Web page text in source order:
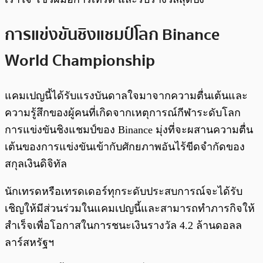
การแข่งขันชิงแชมป์โลก Binance
World Championship
แคมเปญนี้ได้รับแรงบันดาลใจมาจากความตื่นเต้นและ
ความรู้สึกของผู้คนที่เกิดจากเหตุการณ์กีฬาระดับโลก
การแข่งขันชิงแชมป์ของ Binance มุ่งที่จะผสานความตื่น
เต้นของการแข่งขันเข้ากับศักยภาพอันไร้ขีดจำกัดของ
สกุลเงินดิจิทัล
นักเทรดหรือเทรดเดอร์ทุกระดับประสบการณ์จะได้รับ
เชิญให้มีส่วนร่วมในแคมเปญนี้และสามารถทำภารกิจให้
สำเร็จเพื่อโอกาสในการชนะเงินรางวัล 4.2 ล้านดอลล
ลาร์สหรัฐฯ